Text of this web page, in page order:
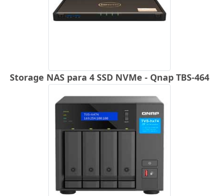
Storage NAS para 4 SSD NVMe - Qnap TBS-464